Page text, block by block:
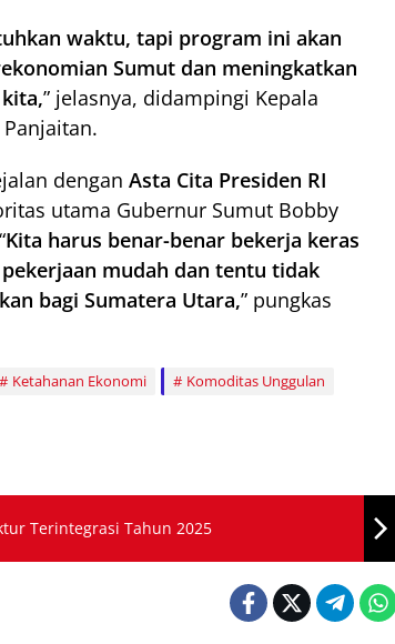
waktu, tapi program ini akan
Sumut dan meningkatkan
” jelasnya, didampingi Kepala
dengan Asta Cita Presiden RI
utama Gubernur Sumut Bobby
Kita harus benar-benar bekerja keras
mudah dan tentu tidak
bagi Sumatera Utara,” pungkas
Ketahanan Ekonomi
Komoditas Unggulan
Terintegrasi Tahun 2025